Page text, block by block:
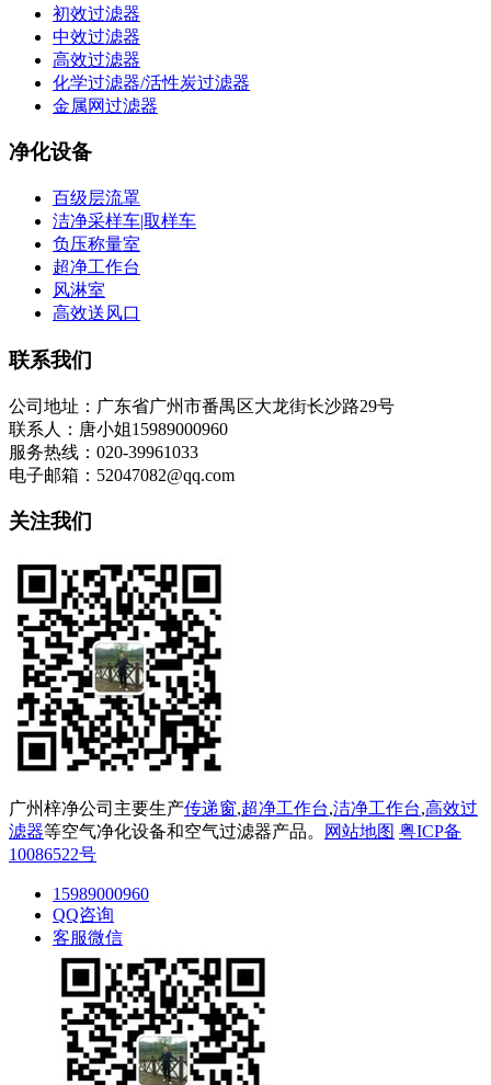
初效过滤器
中效过滤器
高效过滤器
化学过滤器/活性炭过滤器
金属网过滤器
净化设备
百级层流罩
洁净采样车|取样车
负压称量室
超净工作台
风淋室
高效送风口
联系我们
公司地址：广东省广州市番禺区大龙街长沙路29号
联系人：唐小姐15989000960
服务热线：020-39961033
电子邮箱：52047082@qq.com
关注我们
广州梓净公司主要生产传递窗,超净工作台,洁净工作台,高效过
滤器等空气净化设备和空气过滤器产品。 网站地图 粤ICP备
10086522号
15989000960
QQ咨询
客服微信